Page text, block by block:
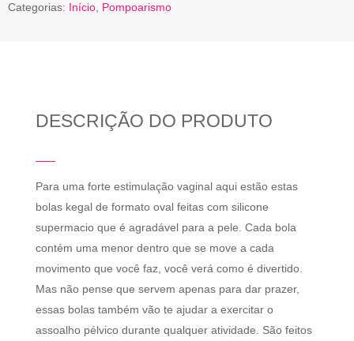
Categorias: Início Pompoarismo
DESCRIÇÃO DO PRODUTO
Para uma forte estimulação vaginal aqui estão estas
bolas kegal de formato oval feitas com silicone
supermacio que é agradável para a pele. Cada bola
contém uma menor dentro que se move a cada
movimento que você faz, você verá como é divertido.
Mas não pense que servem apenas para dar prazer,
essas bolas também vão te ajudar a exercitar o
assoalho pélvico durante qualquer atividade. São feitos